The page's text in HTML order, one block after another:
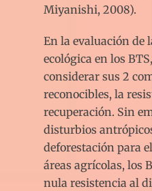
Miyanishi, 2008).
En la evaluación de
ecológica en los
considerar sus 2
reconocibles, la
recuperación. Sin
disturbios
deforestación para
áreas agrícolas, los
nula resistencia al